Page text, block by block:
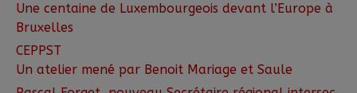
Une centaine de Luxembourgeois devant l’Europe à
Bruxelles
CEPPST
Un atelier mené par Benoit Mariage et Saule